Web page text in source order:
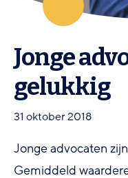
Jonge
gelukkig
31 oktober 2018
Jonge advocaten
Gemiddeld